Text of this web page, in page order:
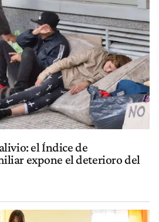
el Índice de
expone el deterioro del